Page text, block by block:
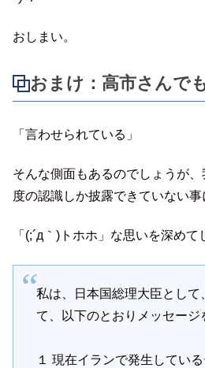
おしまい。
おまけ：高市さんで
「言わせられている」
そんな側面もあるのでしょうが
度の認識しか披露できていない事
「(;´д｀)トホホ」な思いを深めて
私は、日本国総理大臣として
て、以下のとおりメッセージ
１ 現在イランで発生してい